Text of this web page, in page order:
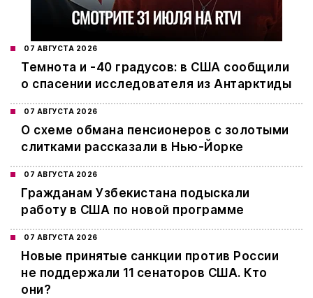
07 АВГУСТА 2026
Темнота и -40 градусов: в США сообщили
о спасении исследователя из Антарктиды
07 АВГУСТА 2026
О схеме обмана пенсионеров с золотыми
слитками рассказали в Нью-Йорке
07 АВГУСТА 2026
Гражданам Узбекистана подыскали
работу в США по новой программе
07 АВГУСТА 2026
Новые принятые санкции против России
не поддержали 11 сенаторов США. Кто
они?